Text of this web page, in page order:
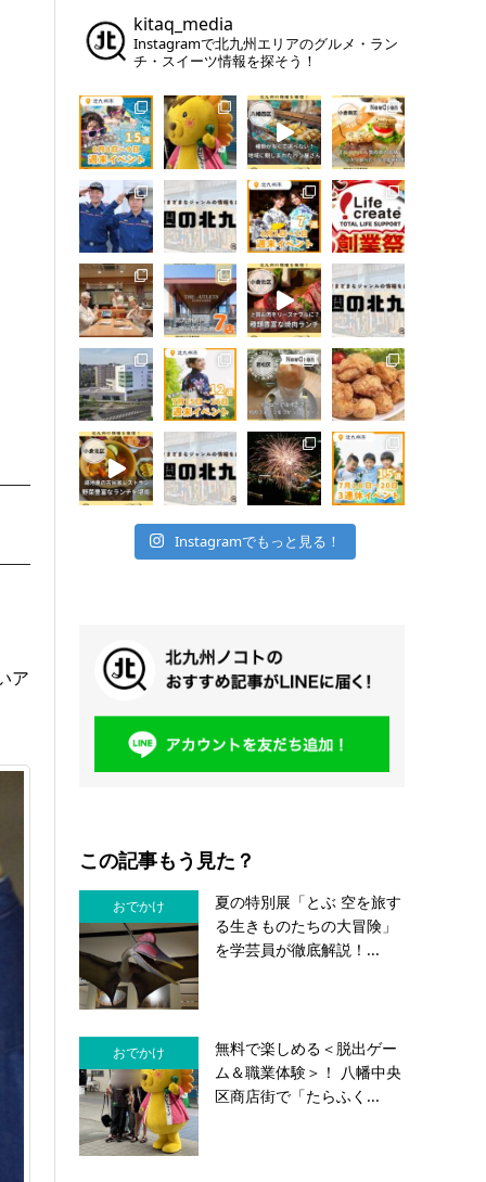
ア
kitaq_media
Instagramで北九州エリアのグルメ・ラン
チ・スイーツ情報を探そう！
Instagramでもっと見る！
この記事もう見た？
おでかけ
夏の特別展「とぶ 空を旅す
る生きものたちの大冒険」
を学芸員が徹底解説！...
おでかけ
無料で楽しめる＜脱出ゲー
ム＆職業体験＞！ 八幡中央
区商店街で「たらふく...